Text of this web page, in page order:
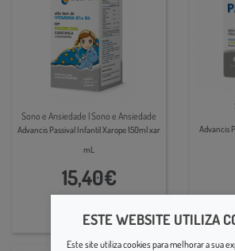
Sono e Ansiedade | Sono e Ansiedade
Advancis Passival Infantil Xarope 150ml xar
mL
15,40€
Advancis
ESTE WEBSITE UTILIZA
Este site utiliza cookies para melhorar a sua